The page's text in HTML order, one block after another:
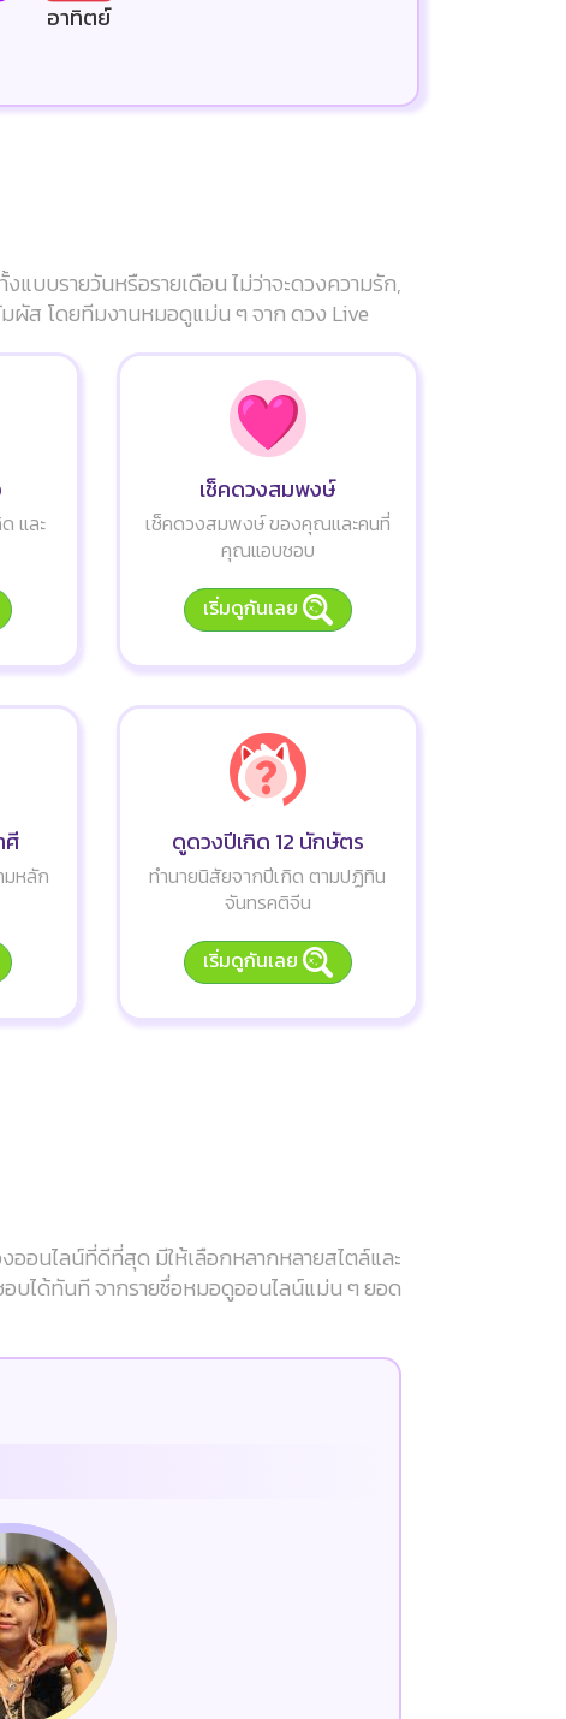
อาทิตย์
บบรายวันหรือรายเดือน ไม่ว่าจะดวงความรัก,
ผัส โดยทีมงานหมอดูแม่น ๆ จาก ดวง Live
และ
เช็คดวงสมพงษ์
เช็คดวงสมพงษ์ ของคุณและคนที่
คุณแอบชอบ
เริ่มดูกันเลย
ศี
มหลัก
ดูดวงปีเกิด 12 นักษัตร
ทำนายนิสัยจากปีเกิด ตามปฏิทิน
จันทรคติจีน
เริ่มดูกันเลย
อนไลน์ที่ดีที่สุด มีให้เลือกหลากหลายสไตล์และ
ได้ทันที จากรายชื่อหมอดูออนไลน์แม่น ๆ ยอด